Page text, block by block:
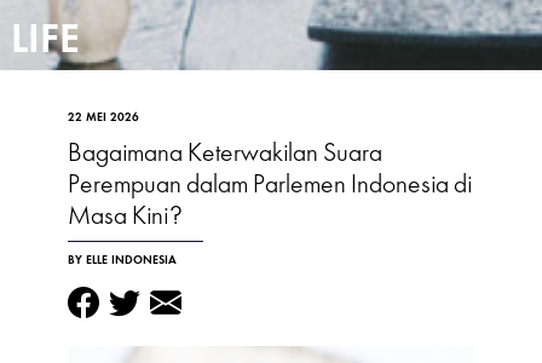
LIFE
22 MEI 2026
Bagaimana Keterwakilan Suara
Perempuan dalam Parlemen Indonesia di
Masa Kini?
BY ELLE INDONESIA